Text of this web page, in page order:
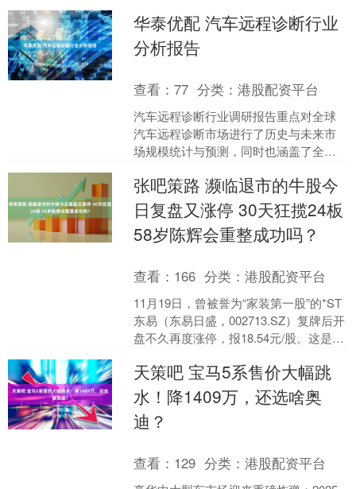
来一....
华泰优配 汽车远程诊断行业
分析报告
查看：77 分类：港股配资平台
汽车远程诊断行业调研报告重点对全球
汽车远程诊断市场进行了历史与未来市
场规模统计与预测，同时也涵盖了全球
车远程诊断价格、汽车远程....
张吧策路 濒临退市的牛股今
日复盘又涨停 30天狂揽24板
58岁陈辉会重整成功吗？
查看： 166 分类：港股配资平台
11月19日，曾被誉为“家装第一股”的*ST
东易（东易日盛，002713.SZ）复牌后开
盘不久再度涨停，报18.54元/股。这是该
天策吧 宝马5系售价大幅跳
水！降1409万，还选啥奥
迪？
查看： 129 分类：港股配资平台